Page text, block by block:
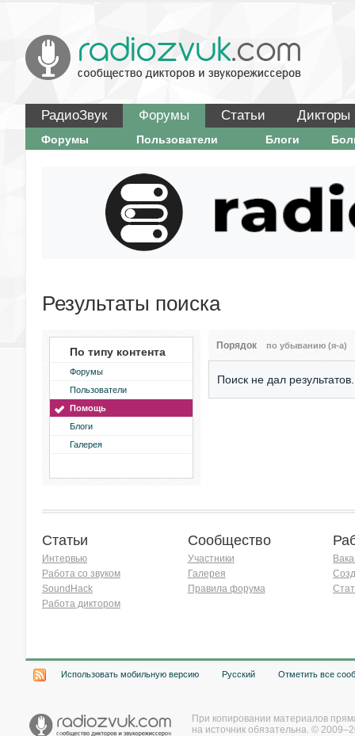
РадиоЗвук Форумы Статьи Дикторы
Форумы Пользователи Блоги
Результаты поиска
По типу контента
Форумы
Пользователи
Помощь
Блоги
Галерея
Порядок по убыванию (я-а)
Поиск не дал результатов.
Статьи
Интервью
Работа со звуком
SoundHack
Работа диктором
Сообщество
Участники
Галерея
Правила форума
Использовать мобильную версию Русский Отметить все
При копировании материалов
на источник обязательна. ©